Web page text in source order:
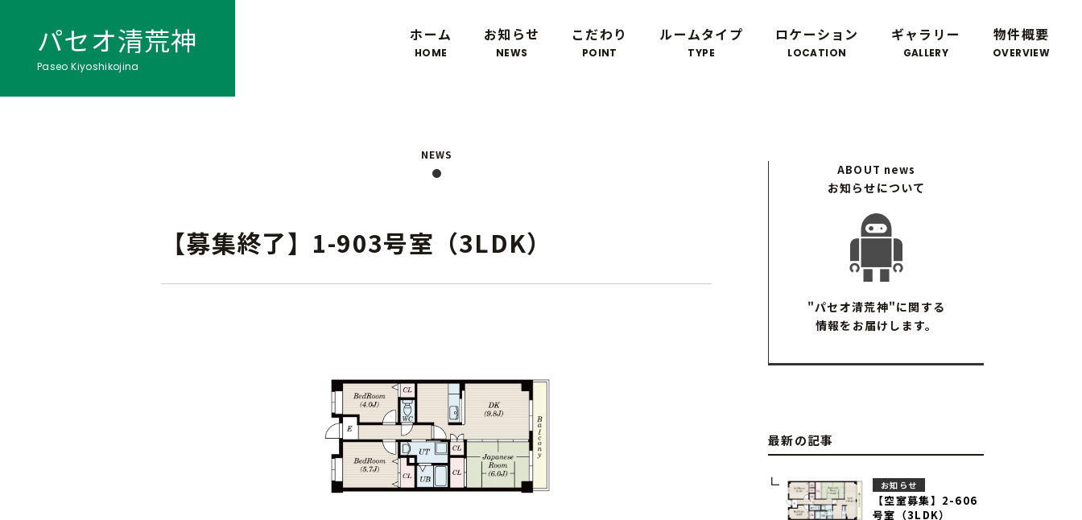
パセオ清荒神
Paseo Kiyoshikojina
ホーム
HOME
お知らせ
NEWS
こだわり
POINT
ルームタイプ
TYPE
ロケーション
LOCATION
ギャラリー
GALLERY
物件概要
OVERVIEW
【募集終了】1-903号室（3LDK）
NEWS
ABOUT news
お知らせについて
"パセオ清荒神"に関する
情報をお届けします。
最新の記事
お知らせ
【空室募集】2-606
号室（3LDK）